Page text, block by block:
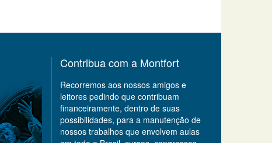
Contribua com a Montfort
Recorremos aos nossos amigos e
leitores pedindo que contribuam
financeiramente, dentro de suas
possibilidades, para a manutenção de
nossos trabalhos que envolvem aulas